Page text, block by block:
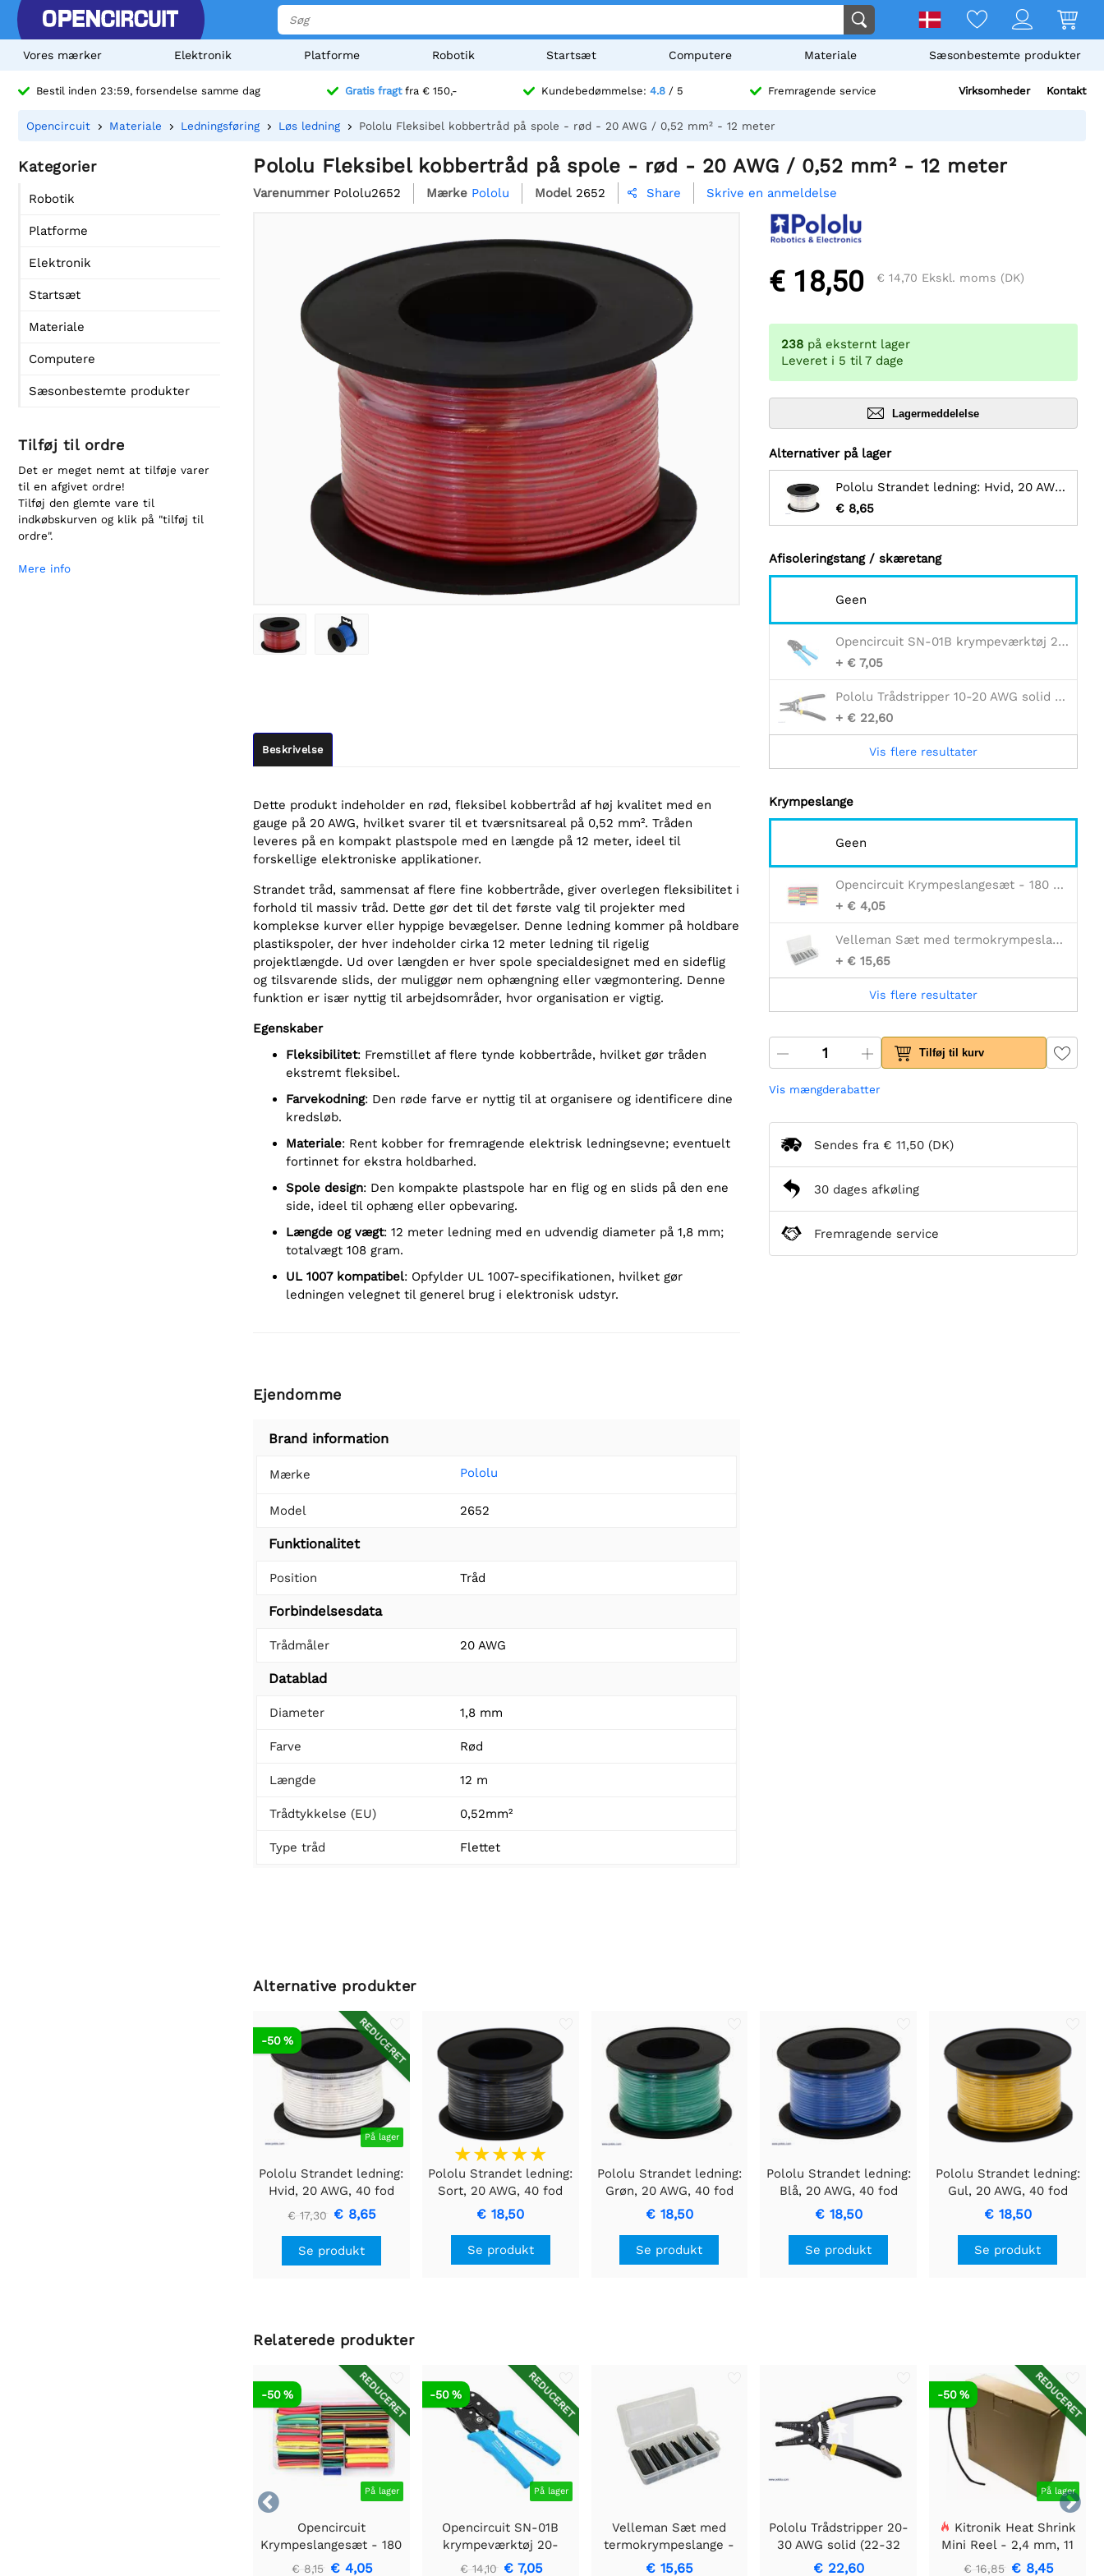
Vores mærker Elektronik Platforme Robotik Startsæt Computere Materiale Sæsonbestemte produkter
Bestil inden 23:59, forsendelse samme dag Gratis fragtfra € 150,- Kundebedømmelse: 4.8 / 5 Fremragende service Virksomheder Kontakt
Opencircuit Materiale Ledningsføring Løs ledning Pololu Fleksibel kobbertråd på spole - rød - 20 AWG / 0,52 mm² - 12 meter
Kategorier
Robotik
Platforme
Elektronik
Startsæt
Materiale
Computere
Sæsonbestemte produkter
Tilføj til ordre
Det er meget nemt at tilføje varer
til en afgivet ordre!
Tilføj den glemte vare til
indkøbskurven og klik på "tilføj til
ordre".
Mere info
Pololu Fleksibel kobbertråd på spole - rød - 20 AWG / 0,52 mm² - 12 meter
Varenummer Pololu2652 Mærke Pololu Model 2652  Share Skrive en anmeldelse
Beskrivelse
Dette produkt indeholder en rød, fleksibel kobbertråd af høj kvalitet med en
gauge på 20 AWG, hvilket svarer til et tværsnitsareal på 0,52 mm². Tråden
leveres på en kompakt plastspole med en længde på 12 meter, ideel til
forskellige elektroniske applikationer.
Strandet tråd, sammensat af flere fine kobbertråde, giver overlegen fleksibilitet i
forhold til massiv tråd. Dette gør det til det første valg til projekter med
komplekse kurver eller hyppige bevægelser. Denne ledning kommer på holdbare
plastikspoler, der hver indeholder cirka 12 meter ledning til rigelig
projektlængde. Ud over længden er hver spole specialdesignet med en sideflig
og tilsvarende slids, der muliggør nem ophængning eller vægmontering. Denne
funktion er især nyttig til arbejdsområder, hvor organisation er vigtig.
Egenskaber
Fleksibilitet: Fremstillet af flere tynde kobbertråde, hvilket gør tråden
ekstremt fleksibel.
Farvekodning: Den røde farve er nyttig til at organisere og identificere dine
kredsløb.
Materiale: Rent kobber for fremragende elektrisk ledningsevne; eventuelt
fortinnet for ekstra holdbarhed.
Spole design: Den kompakte plastspole har en flig og en slids på den ene
side, ideel til ophæng eller opbevaring.
Længde og vægt: 12 meter ledning med en udvendig diameter på 1,8 mm;
totalvægt 108 gram.
UL 1007 kompatibel: Opfylder UL 1007-specifikationen, hvilket gør
ledningen velegnet til generel brug i elektronisk udstyr.
Ejendomme
Brand information
Mærke Pololu
Model 2652
Funktionalitet
Position Tråd
Forbindelsesdata
Trådmåler 20 AWG
Datablad
Diameter 1,8 mm
Farve Rød
Længde 12 m
Trådtykkelse (EU) 0,52mm²
Type tråd Flettet
€ 18,50 € 14,70 Ekskl. moms (DK)
238 på eksternt lager
Leveret i 5 til 7 dage
Lagermeddelelse
Alternativer på lager
Pololu Strandet ledning: Hvid, 20 AWG, 40 fod
€ 8,65
Afisoleringstang / skæretang
Geen
Opencircuit SN-01B krympeværktøj 20-28AWG - 0,08 / 0,5 mm2
+ € 7,05
Pololu Trådstripper 10-20 AWG solid (12-22 AWG strenget)
+ € 22,60
Vis flere resultater
Krympeslange
Geen
Opencircuit Krympeslangesæt - 180 stk
+ € 4,05
Velleman Sæt med termokrympeslange - sort med lim 10cm - 85 stk. - i opbevaringsboks
+ € 15,65
Vis flere resultater
Tilføj til kurv
Vis mængderabatter
Sendes fra € 11,50 (DK)
30 dages afkøling
Fremragende service
Alternative produkter
REDUCERET
På lager
-50 %
Pololu Strandet ledning:
Hvid, 20 AWG, 40 fod
€ 17,30 € 8,65
Se produkt
Pololu Strandet ledning:
Sort, 20 AWG, 40 fod
€ 18,50
Se produkt
Pololu Strandet ledning:
Grøn, 20 AWG, 40 fod
€ 18,50
Se produkt
Pololu Strandet ledning:
Blå, 20 AWG, 40 fod
€ 18,50
Se produkt
Pololu Strandet ledning:
Gul, 20 AWG, 40 fod
€ 18,50
Se produkt
Relaterede produkter


REDUCERET
På lager
-50 %
Opencircuit
Krympeslangesæt - 180
stk
€ 8,15 € 4,05
REDUCERET
På lager
-50 %
Opencircuit SN-01B
krympeværktøj 20-
28AWG - 0,08 / 0,5
€ 14,10 € 7,05
Velleman Sæt med
termokrympeslange -
sort med lim 10cm - 85
€ 15,65
Pololu Trådstripper 20-
30 AWG solid (22-32
AWG strandet)
€ 22,60
REDUCERET
På lager
-50 %
Kitronik Heat Shrink
Mini Reel - 2,4 mm, 11
meter
€ 16,85 € 8,45